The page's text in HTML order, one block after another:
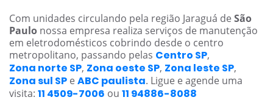
Com unidades circulando pela região Jaraguá de São
Paulo nossa empresa realiza serviços de manutenção
em eletrodomésticos cobrindo desde o centro
metropolitano, passando pelas Centro SP,
Zona norte SP, Zona oeste SP, Zona leste SP,
Zona sul SP e ABC paulista. Ligue e agende uma
visita: 11 4509-7006 ou 11 94886-8088